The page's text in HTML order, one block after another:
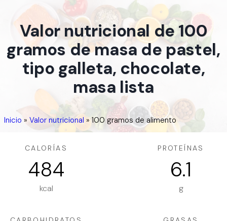
Valor nutricional de 100
gramos de masa de pastel,
tipo galleta, chocolate,
masa lista
Inicio » Valor nutricional » 100 gramos de alimento
CALORÍAS
484
kcal
PROTEÍNAS
6.1
g